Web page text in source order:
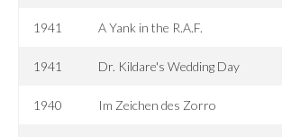
1941 A Yank in the R.A.F.
1941 Dr. Kildare's Wedding Day
1940 Im Zeichen des Zorro